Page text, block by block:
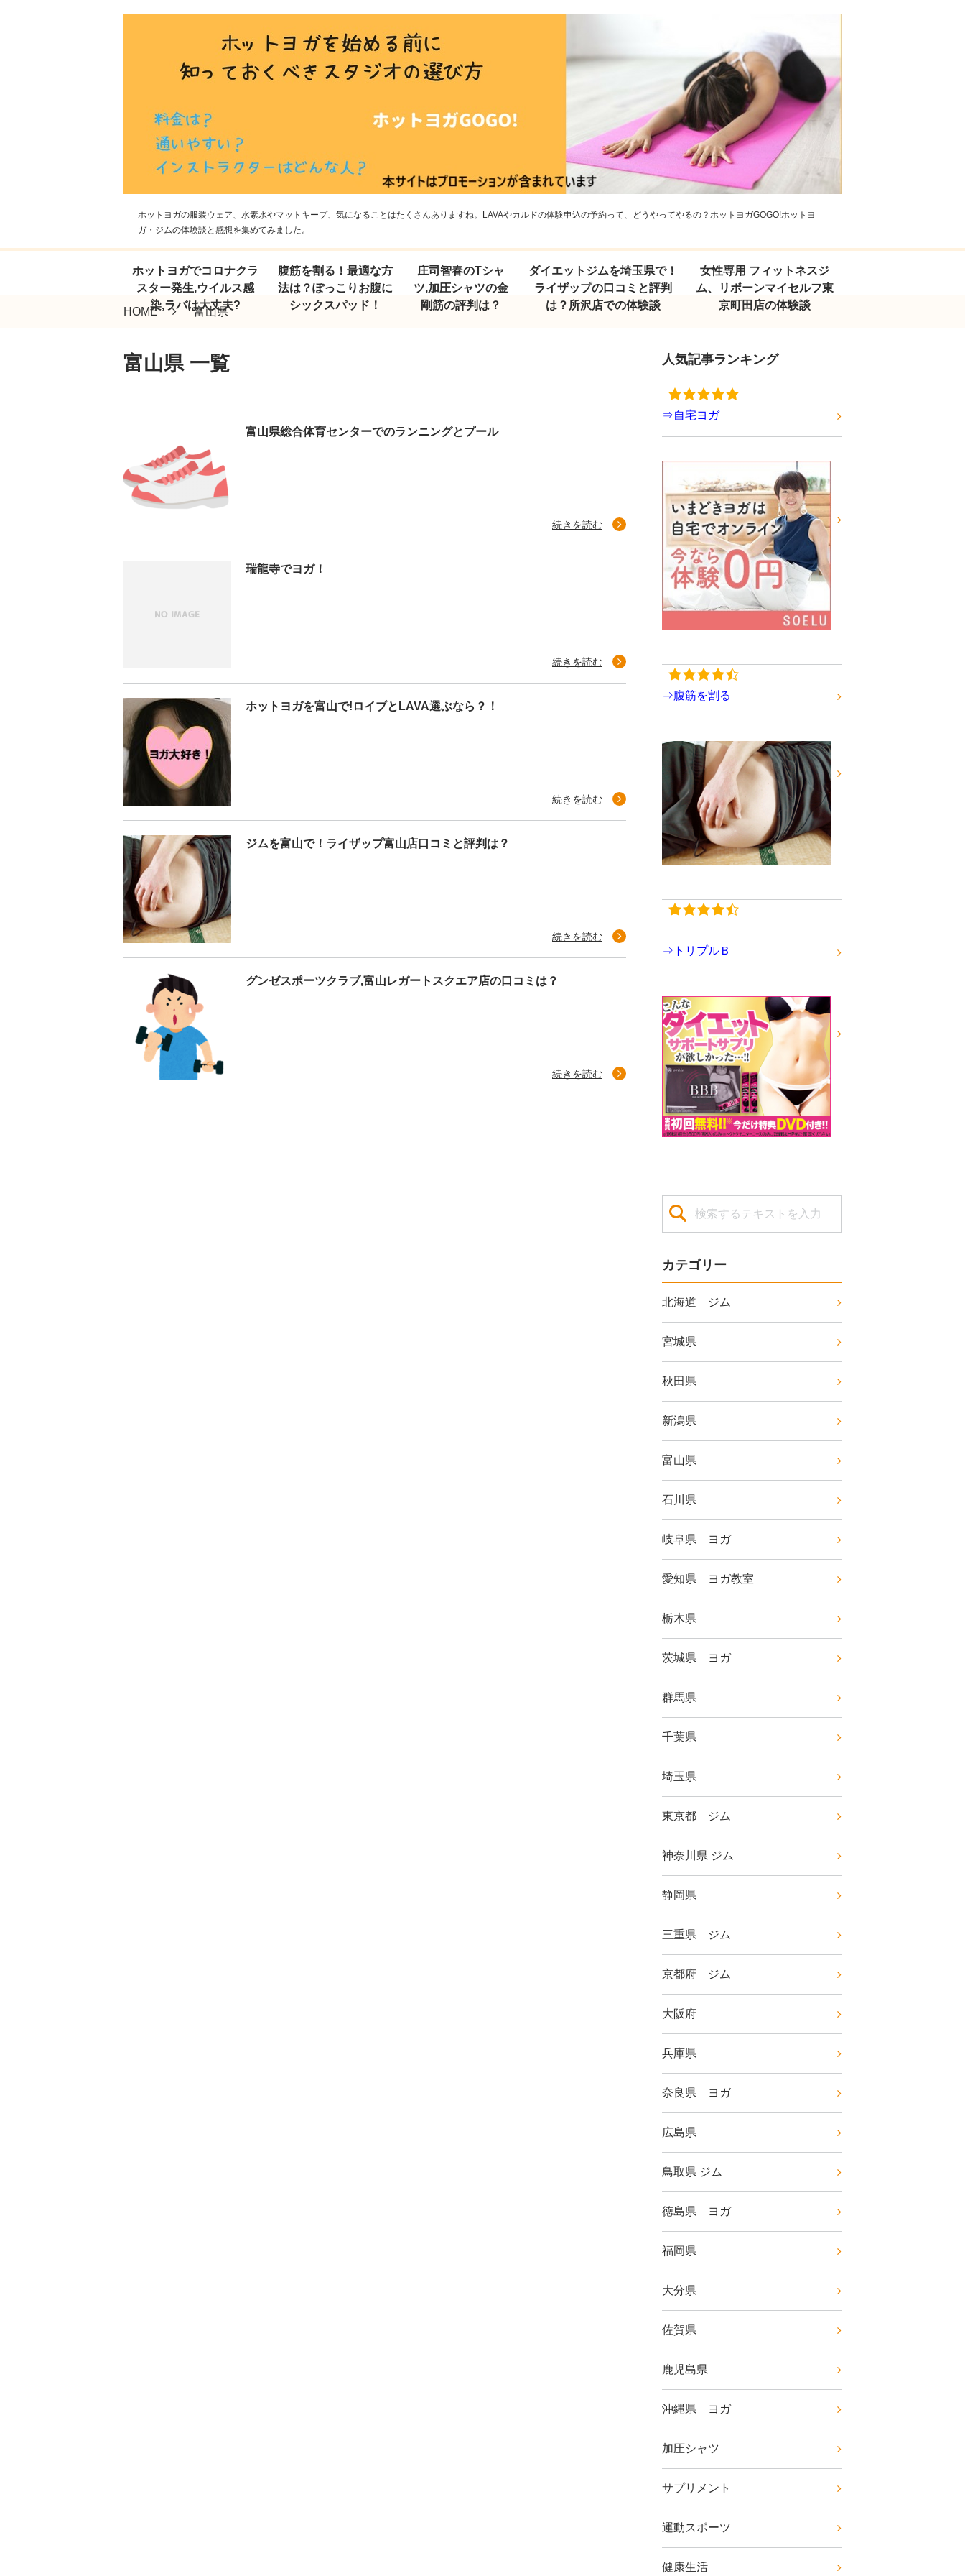
ホットヨガの服装ウェア、水素水やマットキープ、気になることはたくさんありますね。LAVAやカルドの体験申込の予約って、どうやってやるの？ホットヨガGOGO!ホットヨ
ガ・ジムの体験談と感想を集めてみました。
ホットヨガでコロナクラ
スター発生,ウイルス感
染,ラバは大丈夫?
腹筋を割る！最適な方
法は？ぽっこりお腹に
シックスパッド！
庄司智春のTシャ
ツ,加圧シャツの金
剛筋の評判は？
ダイエットジムを埼玉県で！
ライザップの口コミと評判
は？所沢店での体験談
女性専用 フィットネスジ
ム、リボーンマイセルフ東
京町田店の体験談
HOME 富山県
富山県 一覧
富山県総合体育センターでのランニングとプール
続きを読む
瑞龍寺でヨガ！
続きを読む
ホットヨガを富山で!ロイブとLAVA選ぶなら？！
続きを読む
ジムを富山で！ライザップ富山店口コミと評判は？
続きを読む
グンゼスポーツクラブ,富山レガートスクエア店の口コミは？
続きを読む
人気記事ランキング
⇒自宅ヨガ
⇒腹筋を割る
⇒トリプルＢ
カテゴリー
北海道 ジム
宮城県
秋田県
新潟県
富山県
石川県
岐阜県 ヨガ
愛知県 ヨガ教室
栃木県
茨城県 ヨガ
群馬県
千葉県
埼玉県
東京都 ジム
神奈川県 ジム
静岡県
三重県 ジム
京都府 ジム
大阪府
兵庫県
奈良県 ヨガ
広島県
鳥取県 ジム
徳島県 ヨガ
福岡県
大分県
佐賀県
鹿児島県
沖縄県 ヨガ
加圧シャツ
サプリメント
運動スポーツ
健康生活